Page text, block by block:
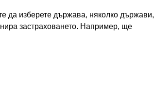
да изберете държава, няколко държави,
застраховането. Например, ще